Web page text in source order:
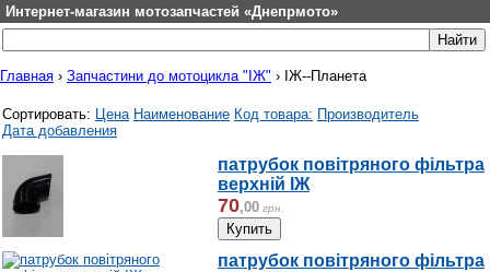
Интернет-магазин мотозапчастей «Днепрмото»
Главная › Запчастини до мотоцикла "ІЖ" › ІЖ--Планета
Сортировать: Цена Наименование Код товара: Производитель
Дата добавления
патрубок повітряного фільтра
верхній ІЖ
70,00 грн.
патрубок повітряного фільтра